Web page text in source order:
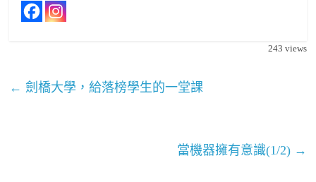
243 views
← 劍橋大學，給落榜學生的一堂課
當機器擁有意識(1/2) →